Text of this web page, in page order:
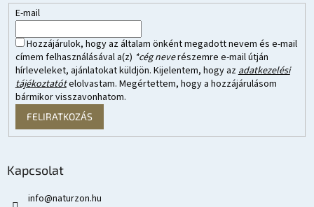
E-mail
Hozzájárulok, hogy az általam önként megadott nevem és e-mail
címem felhasználásával a(z) *cég neverészemre e-mail útján
hírleveleket, ajánlatokat küldjön. Kijelentem, hogy az adatkezelési
tájékoztatótelolvastam. Megértettem, hogy a hozzájárulásom
bármikor visszavonhatom.
FELIRATKOZÁS
Kapcsolat
info@naturzon.hu